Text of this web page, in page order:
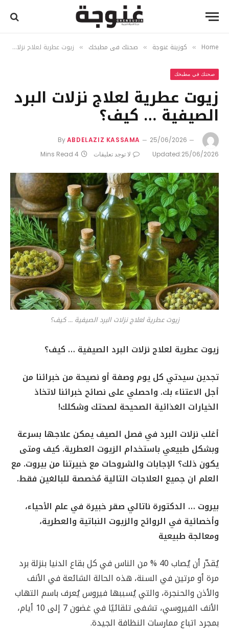
Home
» كوزينة غنوجة » صحتك في مطبخك » زيوت عطرية لعلاج نزلات البرد الصيفية … كيف؟
صحتك في مطبخك
زيوت عطرية لعلاج نزلات البرد
الصيفية … كيف؟
ByABDELAZIZ KASSAMA
25/06/2026
Updated:25/06/2026 لا توجد تعليقات 4 Mins Read
زيوت عطرية لعلاج نزلات البرد الصيفية ... كيف؟
زيوت عطرية لعلاج نزلات البرد الصيفية … كيف؟
تجدين سيدتي كل يوم وصفة أو نصيحة من خبرائنا من
أجل الاعتناء بك. واحصلي على نصائح خبرائنا لاتخاذ
الخيارات الغذائية الصحيحة لصحتك وشكلك!
أغلب نزلات البرد في فصل الصيف يمكن علاجها بسرعة
وبشكل طبيعي باستخدام الزيوت العطرية. كيف ومتى
يكون ذلك؟ الإجابات والشروحات مع خبيرتنا من بيروت. مع
العلم ان جميع العلاجات التالية مُخصصة للبالغين فقط.
بيروت … الدكتورة ناتالي صقر خبيرة في علم الأحياء،
وأخصائية في الروائح والزيوت النباتية والعطرية،
ومعالجة طبيعية
يُقدّر أن يُصاب 40 % من الناس في كل بقاع الدنيا بنزلة برد
مرة أو مرتين في السنة، هذه الحالة الشائعة في الأنف
والأذن والحنجرة، والتي يُسببها فيروس يُعرف باسم التهاب
الأنف الفيروسي، تشفى تلقائيًا في غضون 7 إلى 10 أيام،
بمجرد اتباع ممارسات النظافة الجيدة.